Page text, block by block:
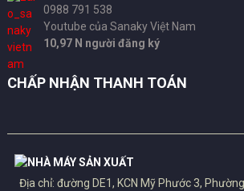
0988 791 538
Youtube của Sanaky Việt Nam
10,97 N người đăng ký
CHẤP NHẬN THANH TOÁN
NHÀ MÁY SẢN XUẤT
Địa chỉ: đường DE1, KCN Mỹ Phước 3,